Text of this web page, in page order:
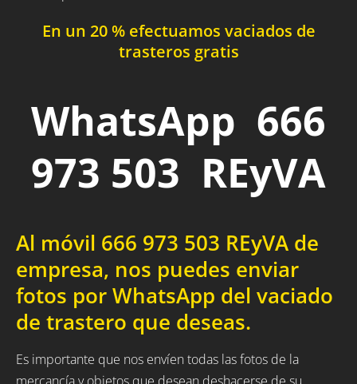
En un 20 % efectuamos vaciados de
trasteros gratis
WhatsApp 666
973 503 REyVA
Al móvil 666 973 503 REyVA de
empresa, nos puedes enviar
fotos por WhatsApp del vaciado
de trastero que deseas.
Es importante que nos envíen todas las fotos de la